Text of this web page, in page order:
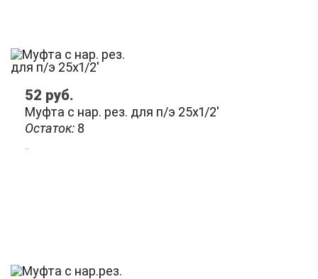
Остаток: 8
Муфта с нар. рез. для п/э 25х1/2'
52 руб.